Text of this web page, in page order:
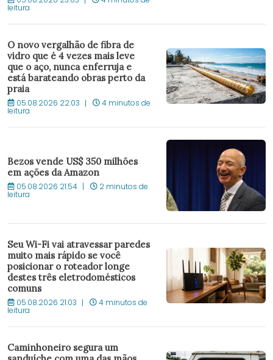
leitura
O novo vergalhão de fibra de
vidro que é 4 vezes mais leve
que o aço, nunca enferruja e
está barateando obras perto da
praia
05.08.2026 22:03 4 minutos de
leitura
Bezos vende US$ 350 milhões
em ações da Amazon
05.08.2026 21:54 2 minutos de
leitura
Seu Wi-Fi vai atravessar paredes
muito mais rápido se você
posicionar o roteador longe
destes três eletrodomésticos
comuns
05.08.2026 21:03 4 minutos de
leitura
Caminhoneiro segura um